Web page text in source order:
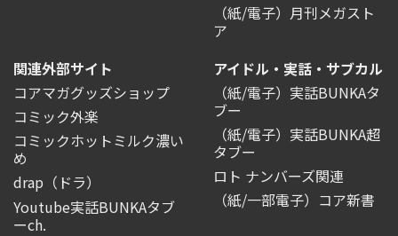
（紙/電子）月刊メガスト
ア
関連外部サイト
コアマガグッズショップ
コミック外楽
コミックホットミルク濃い
め
drap（ドラ）
Youtube実話BUNKAタブ
ーch.
アイドル・実話・サブカル
（紙/電子）実話BUNKAタ
ブー
（紙/電子）実話BUNKA超
タブー
ロト ナンバーズ関連
（紙/一部電子）コア新書